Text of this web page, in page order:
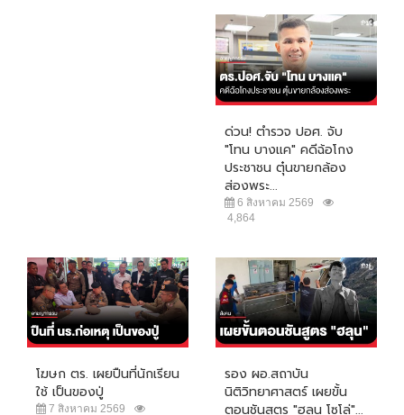
ด่วน! ตำรวจ ปอศ. จับ
"โทน บางแค" คดีฉ้อโกง
ประชาชน ตุ๋นขายกล้อง
ส่องพระ...
6 สิงหาคม 2569
4,864
โฆษก ตร. เผยปืนที่นักเรียน
ใช้ เป็นของปู่
7 สิงหาคม 2569
รอง ผอ.สถาบัน
นิติวิทยาศาสตร์ เผยขั้น
ตอนชันสูตร "ฮลุน โซโล่"...